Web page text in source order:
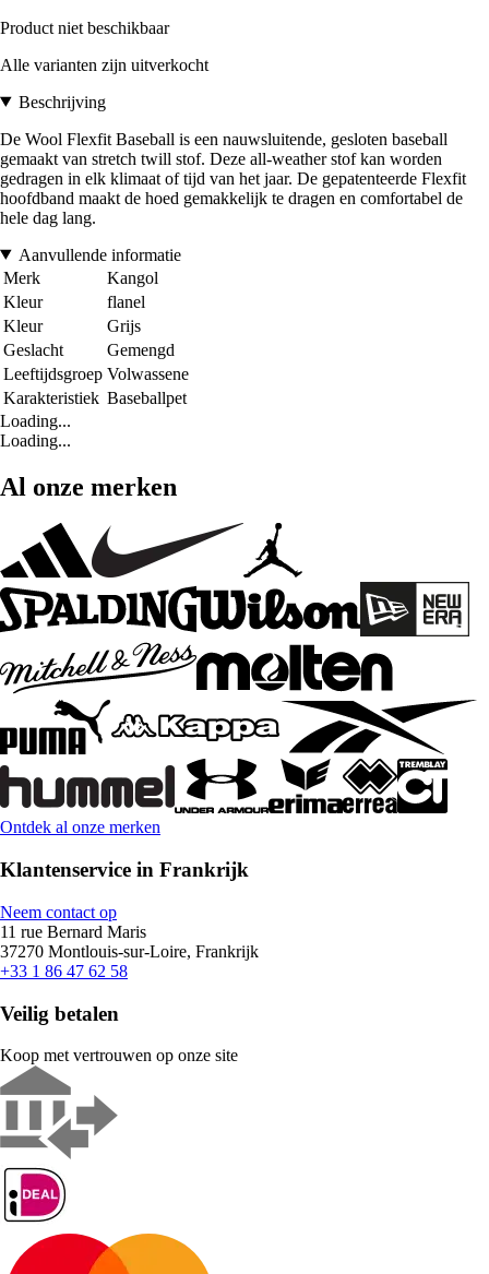
Product niet beschikbaar
Alle varianten zijn uitverkocht
Beschrijving
De Wool Flexfit Baseball is een nauwsluitende, gesloten baseball
gemaakt van stretch twill stof. Deze all-weather stof kan worden
gedragen in elk klimaat of tijd van het jaar. De gepatenteerde Flexfit
hoofdband maakt de hoed gemakkelijk te dragen en comfortabel de
hele dag lang.
Aanvullende informatie
Merk
Kangol
Kleur
flanel
Kleur
Grijs
Geslacht
Gemengd
Leeftijdsgroep Volwassene
Karakteristiek Baseballpet
Loading...
Loading...
Al onze merken
Ontdek al onze merken
Klantenservice in Frankrijk
Neem contact op
11 rue Bernard Maris
37270 Montlouis-sur-Loire, Frankrijk
+33 1 86 47 62 58
Veilig betalen
Koop met vertrouwen op onze site